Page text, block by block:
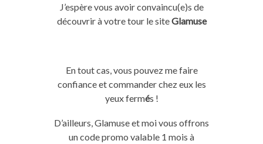
J’espère vous avoir convaincu(e)s de
découvrir à votre tour le siteGlamuse
En tout cas, vous pouvez me faire
confiance et commander chez eux les
yeux fermés !
D’ailleurs, Glamuse et moi vous offrons
un code promo valable 1 mois à